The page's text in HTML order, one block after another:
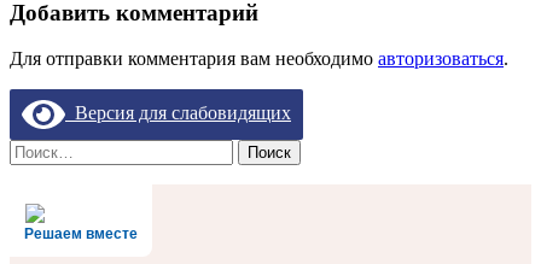
Добавить комментарий
Для отправки комментария вам необходимо авторизоваться.
Версия для слабовидящих
Найти:
Решаем вместе